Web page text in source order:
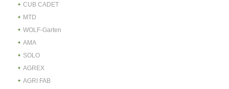
CUB CADET
MTD
WOLF-Garten
AMA
SOLO
AGREX
AGRI FAB